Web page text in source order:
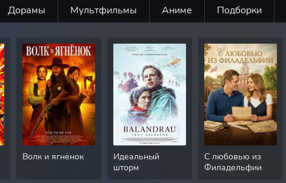
Дорамы Мультфильмы Аниме Подборки
Волк и ягнёнок
Идеальный
шторм
С любовью из
Филадельфии